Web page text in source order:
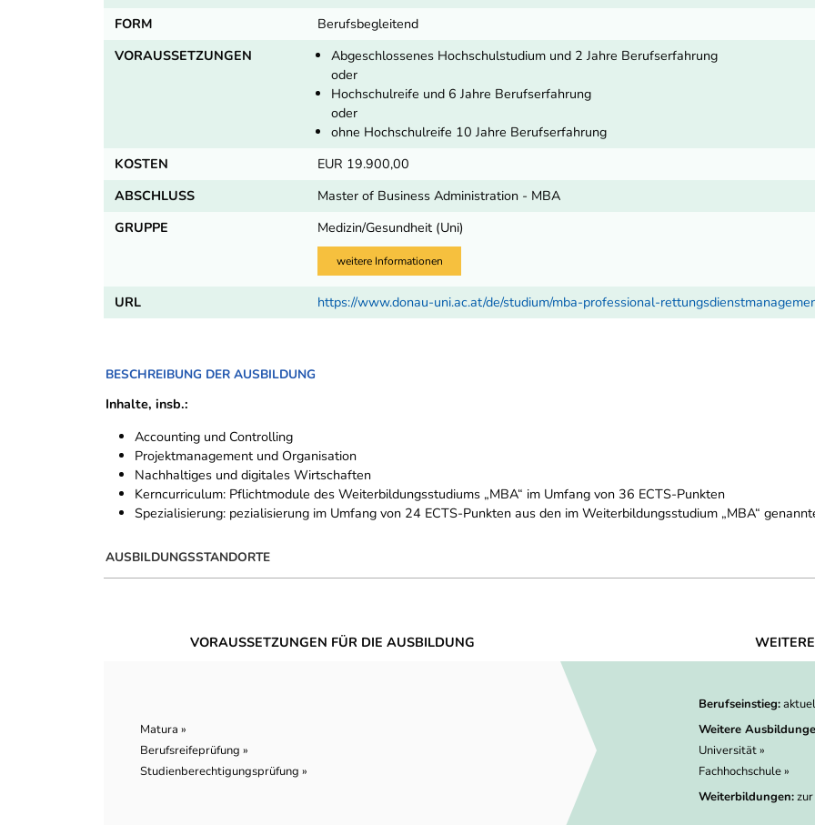
FORM
Berufsbegleitend
VORAUSSETZUNGEN
Abgeschlossenes Hochschulstudium und 2 Jahre Berufserfahrung
oder
Hochschulreife und 6 Jahre Berufserfahrung
oder
ohne Hochschulreife 10 Jahre Berufserfahrung
KOSTEN
EUR 19.900,00
ABSCHLUSS
Master of Business Administration - MBA
GRUPPE
Medizin/Gesundheit (Uni)
weitere Informationen
URL https://www.donau-uni.ac.at/de/studium/mba-professional-
BESCHREIBUNG DER AUSBILDUNG
Inhalte, insb.:
Accounting und Controlling
Projektmanagement und Organisation
Nachhaltiges und digitales Wirtschaften
Kerncurriculum: Pflichtmodule des Weiterbildungsstudiums „MBA“ im Umfang von 36 ECTS-Punkten
Spezialisierung: pezialisierung im Umfang von 24 ECTS-Punkten aus den im Weiterbildungsstudium „MBA“
AUSBILDUNGSSTANDORTE
VORAUSSETZUNGEN FÜR DIE AUSBILDUNG
Matura »
Berufsreifeprüfung »
Studienberechtigungsprüfung »
Berufseinstieg:
Weitere
Universität »
Fachhochschule »
Weiterbildungen: